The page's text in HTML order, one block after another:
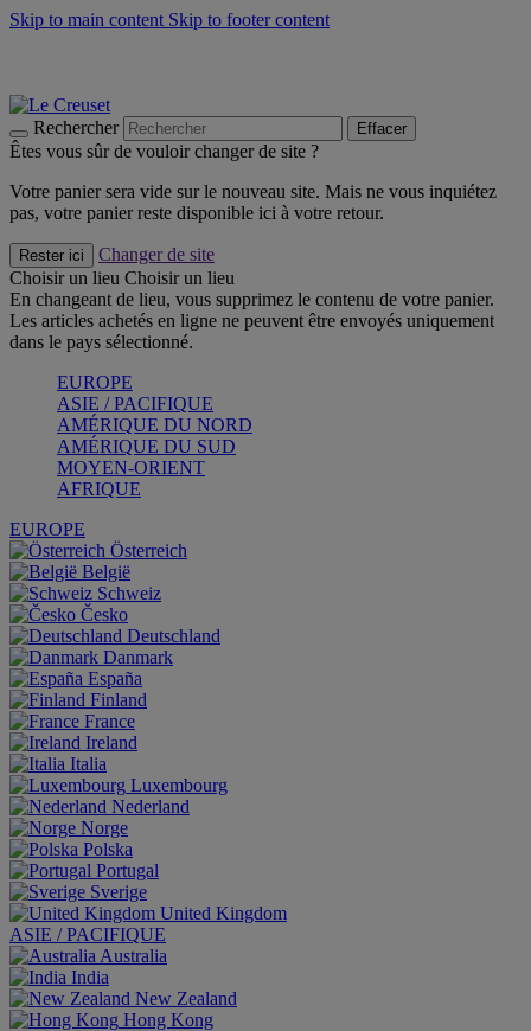
Skip to main content Skip to footer content
Rechercher Effacer
Êtes vous sûr de vouloir changer de site ?
Votre panier sera vide sur le nouveau site. Mais ne vous inquiétez
pas, votre panier reste disponible ici à votre retour.
Rester ici
Changer de site
Choisir un lieu Choisir un lieu
En changeant de lieu, vous supprimez le contenu de votre panier.
Les articles achetés en ligne ne peuvent être envoyés uniquement
dans le pays sélectionné.
EUROPE
ASIE / PACIFIQUE
AMÉRIQUE DU NORD
AMÉRIQUE DU SUD
MOYEN-ORIENT
AFRIQUE
EUROPE
Österreich
België
Schweiz
Česko
Deutschland
Danmark
España
Finland
France
Ireland
Italia
Luxembourg
Nederland
Norge
Polska
Portugal
Sverige
United Kingdom
ASIE / PACIFIQUE
Australia
India
New Zealand
Hong Kong